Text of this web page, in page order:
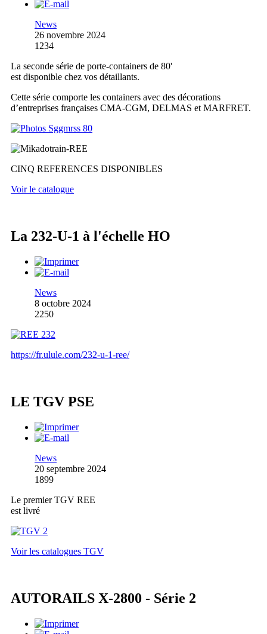
News
26 novembre 2024
1234
La seconde série de porte-containers de 80'
est disponible chez vos détaillants.
Cette série comporte les containers avec des décorations
d’entreprises françaises CMA-CGM, DELMAS et MARFRET.
CINQ REFERENCES DISPONIBLES
Voir le catalogue
La 232-U-1 à l'échelle HO
News
8 octobre 2024
2250
https://fr.ulule.com/232-u-1-ree/
LE TGV PSE
News
20 septembre 2024
1899
Le premier TGV REE
est livré
Voir les catalogues TGV
AUTORAILS X-2800 - Série 2